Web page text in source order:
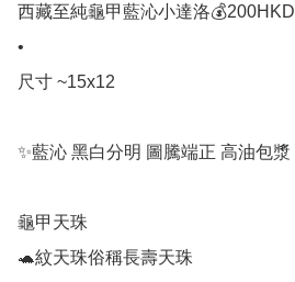
西藏至純龜甲藍沁小達洛💰200HKD
•
尺寸 ~15x12
✨藍沁 黑白分明 圖騰端正 高油包漿
龜甲天珠
🐢紋天珠俗稱長壽天珠